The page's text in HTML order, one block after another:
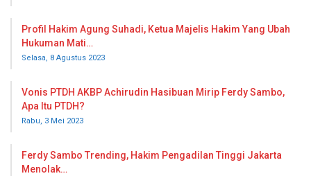
Profil Hakim Agung Suhadi, Ketua Majelis Hakim Yang Ubah
Hukuman Mati…
Selasa, 8 Agustus 2023
Vonis PTDH AKBP Achirudin Hasibuan Mirip Ferdy Sambo,
Apa Itu PTDH?
Rabu, 3 Mei 2023
Ferdy Sambo Trending, Hakim Pengadilan Tinggi Jakarta
Menolak…